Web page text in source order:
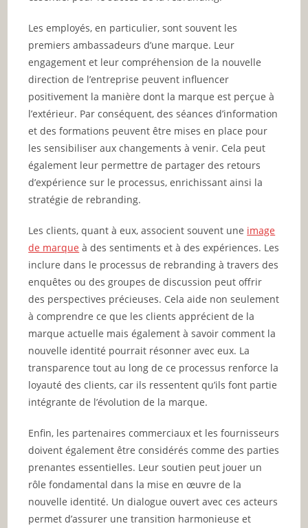
Les employés, en particulier, sont souvent les
premiers ambassadeurs d’une marque. Leur
engagement et leur compréhension de la nouvelle
direction de l’entreprise peuvent influencer
positivement la manière dont la marque est perçue à
l’extérieur. Par conséquent, des séances d’information
et des formations peuvent être mises en place pour
les sensibiliser aux changements à venir. Cela peut
également leur permettre de partager des retours
d’expérience sur le processus, enrichissant ainsi la
stratégie de rebranding.
Les clients, quant à eux, associent souvent une image
de marque à des sentiments et à des expériences. Les
inclure dans le processus de rebranding à travers des
enquêtes ou des groupes de discussion peut offrir
des perspectives précieuses. Cela aide non seulement
à comprendre ce que les clients apprécient de la
marque actuelle mais également à savoir comment la
nouvelle identité pourrait résonner avec eux. La
transparence tout au long de ce processus renforce la
loyauté des clients, car ils ressentent qu’ils font partie
intégrante de l’évolution de la marque.
Enfin, les partenaires commerciaux et les fournisseurs
doivent également être considérés comme des parties
prenantes essentielles. Leur soutien peut jouer un
rôle fondamental dans la mise en œuvre de la
nouvelle identité. Un dialogue ouvert avec ces acteurs
permet d’assurer une transition harmonieuse et